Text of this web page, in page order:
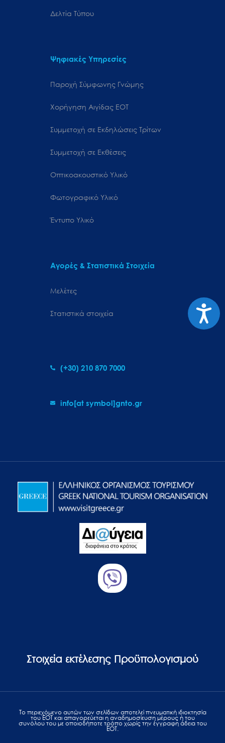
Δελτία Τύπου
Ψηφιακές Υπηρεσίες
Παροχή Σύμφωνης Γνώμης
Χορήγηση Αιγίδας ΕΟΤ
Συμμετοχή σε Εκδηλώσεις Τρίτων
Συμμετοχή σε Εκθέσεις
Οπτικοακουστικό Υλικό
Φωτογραφικό Υλικό
Έντυπο Υλικό
Αγορές & Στατιστικά Στοιχεία
Μελέτες
Στατιστικά στοιχεία
(+30) 210 870 7000
info[at symbol]gnto.gr
Στοιχεία εκτέλεσης Προϋπολογισμού
Το περιεχόμενο αυτών των σελίδων αποτελεί πvευματική ιδιοκτησία
του ΕΟΤ και απαγορεύεται η αναδημοσίευση μέρους ή του
συνόλου του με οποιοδήποτε τρόπο χωρίς την έγγραφη άδεια του
ΕΟΤ.